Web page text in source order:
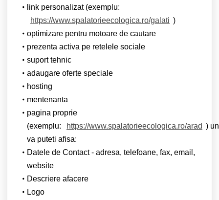
link personalizat (exemplu:
https://www.spalatorieecologica.ro/galati )
optimizare pentru motoare de cautare
prezenta activa pe retelele sociale
suport tehnic
adaugare oferte speciale
hosting
mentenanta
pagina proprie
(exemplu:
https://www.spalatorieecologica.ro/arad )
va puteti afisa:
Datele de Contact - adresa, telefoane, fax, email,
website
Descriere afacere
Logo